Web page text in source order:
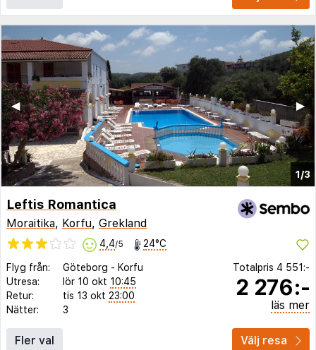
1/3
▶︎
◀︎
Leftis Romantica
Moraitika, Korfu, Grekland
4,4/5 24°C
Flyg från: Göteborg - Korfu
Utresa:
lör 10 okt 10:45
Retur:
tis 13 okt 23:00
Nätter:
3
Totalpris 4 551:-
2 276:-
läs mer
Fler val Välj resa